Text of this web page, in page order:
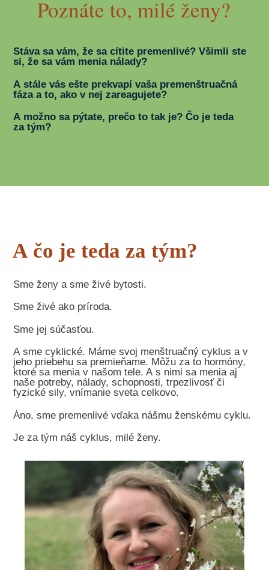
Poznáte to, milé ženy?
Stáva sa vám, že sa cítite premenlivé? Všimli ste
si, že sa vám menia nálady?
A stále vás ešte prekvapí vaša premenštruačná
fáza a to, ako v nej zareagujete?
A možno sa pýtate, prečo to tak je? Čo je teda
za tým?
A čo je teda za tým?
Sme ženy a sme živé bytosti.
Sme živé ako príroda.
Sme jej súčasťou.
A sme cyklické. Máme svoj menštruačný cyklus a v
jeho priebehu sa premieňame. Môžu za to hormóny,
ktoré sa menia v našom tele. A s nimi sa menia aj
naše potreby, nálady, schopnosti, trpezlivosť či
fyzické sily, vnímanie sveta celkovo.
Áno, sme premenlivé vďaka nášmu ženskému cyklu.
Je za tým náš cyklus, milé ženy.